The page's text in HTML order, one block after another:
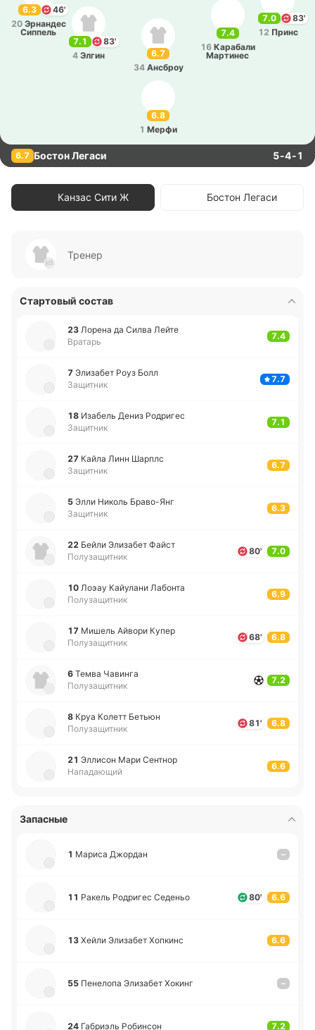
6.8
1 Мерфи
7.0
83'
12 Принс
7.4
16 Ка­ра­ба­ли
Ма­рти­нес
7.1
83'
4 Элгин
6.3
46'
20 Эрна­ндес
Си­ппель
6.7
34 Ансброу
6.7 Бостон Легаси 5-4-1
Канзас Сити Ж Бостон Легаси
Тренер
Стартовый состав
23 Лорена да Силва Лейте
Вратарь
7.4
7 Эли­за­бет Роуз Болл
Защитник
7.7
18 Иза­бель Дениз Ро­дри­гес
Защитник
7.1
27 Кайла Линн Шарплс
Защитник
6.7
5 Элли Николь Бра­во­-Янг
Защитник
6.3
22 Бейли Эли­за­бет Файст
Полузащитник
80' 7.0
10 Лоэау Кайу­ла­ни Ла­бо­нта
Полузащитник
6.9
17 Мишель Айвори Купер
Полузащитник
68' 6.8
6 Темва Ча­ви­нга
Полузащитник
7.2
8 Круа Колетт Бетьюн
Полузащитник
81' 6.8
21 Элли­сон Мари Се­нтнор
Нападающий
6.6
Запасные
1 Мариса Джо­рдан –
11 Ракель Ро­дри­гес Се­де­ньо 80' 6.6
13 Хейли Эли­за­бет Хо­пкинс 6.6
55 Пе­не­ло­па Эли­за­бет Хокинг –
24 Га­бриэль Ро­би­нсон 7.2